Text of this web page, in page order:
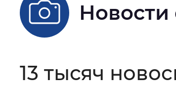
Шрифт: Без засечек
Новости
13 тысяч